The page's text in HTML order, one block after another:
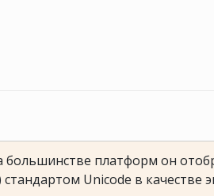
платформ он
стандартом Unicode в качестве